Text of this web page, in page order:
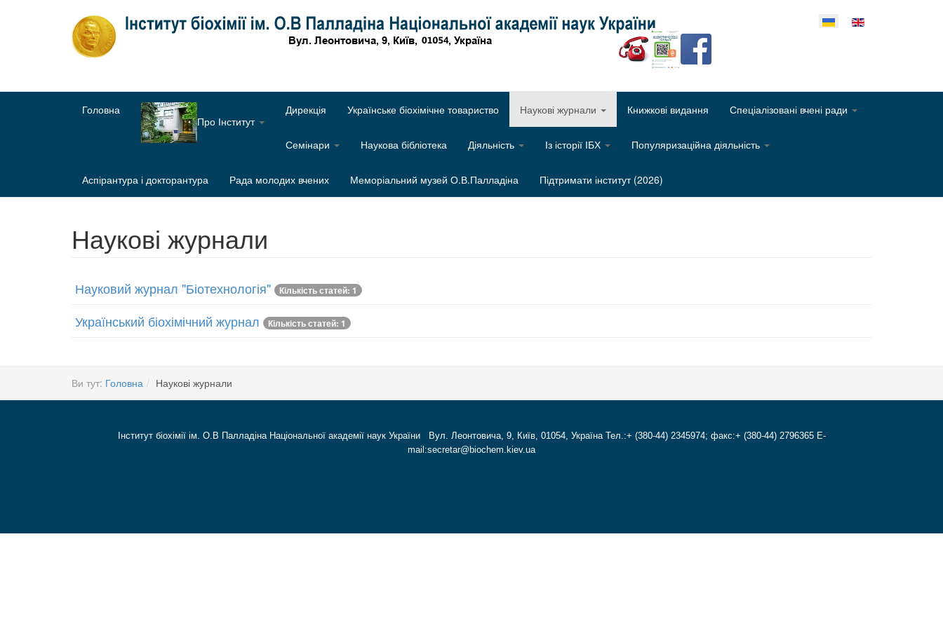
Оберіть свою мову
Головна
Про Інститут
Дирекція Українське біохімічне товариство Наукові журнали Книжкові видання Спеціалізовані вчені ради
Семінари Наукова бібліотека Діяльність Із історії ІБХ Популяризаційна діяльність
Аспірантура і докторантура Рада молодих вчених Меморіальний музей О.В.Палладіна Підтримати інститут (2026)
Наукові журнали
Науковий журнал "Біотехнологія" Кількість статей: 1
Український біохімічний журнал Кількість статей: 1
Ви тут: Головна Наукові журнали
Інститут біохімії ім. О.В Палладіна Національної академії наук України Вул. Леонтовича, 9, Київ, 01054, Україна Тел.:+ (380-44) 2345974; факс:+ (380-44) 2796365 E-
mail:secretar@biochem.kiev.ua